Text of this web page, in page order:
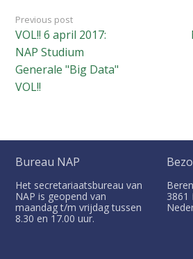
Previous post
VOL!! 6 april 2017:
NAP Studium
Generale "Big Data"
VOL!!
Bureau NAP
Het secretariaatsbureau van
NAP is geopend van
maandag t/m vrijdag tussen
8.30 en 17.00 uur.
3861